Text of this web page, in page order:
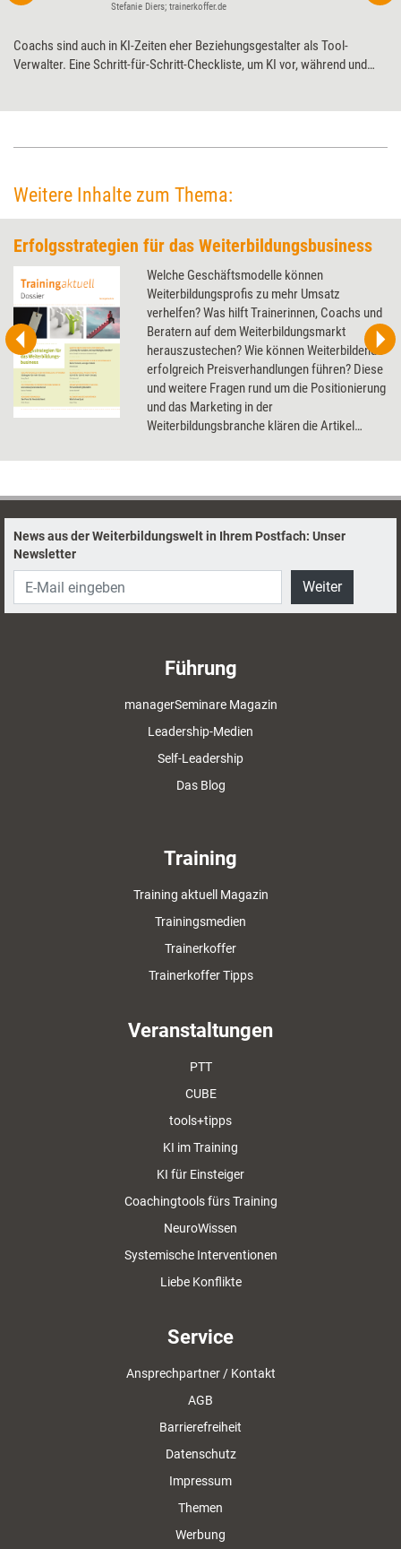
Stefanie Diers; trainerkoffer.de
Coachs sind auch in KI-Zeiten eher Beziehungsgestalter als Tool-
Verwalter. Eine Schritt-für-Schritt-Checkliste, um KI vor, während und
Weitere Inhalte zum Thema:
Erfolgsstrategien für das Weiterbildungsbusiness
Welche Geschäftsmodelle können
Weiterbildungsprofis zu mehr Umsatz
verhelfen? Was hilft Trainerinnen, Coachs und
Beratern auf dem Weiterbildungsmarkt
herauszustechen? Wie können Weiterbildende
erfolgreich Preisverhandlungen führen? Diese
und weitere Fragen rund um die Positionierung
und das Marketing in der
Weiterbildungsbranche klären die Artikel
News aus der Weiterbildungswelt in Ihrem Postfach: Unser
Newsletter
Weiter
Führung
managerSeminare Magazin
Leadership-Medien
Self-Leadership
Das Blog
Training
Training aktuell Magazin
Trainingsmedien
Trainerkoffer
Trainerkoffer Tipps
Veranstaltungen
PTT
CUBE
tools+tipps
KI im Training
KI für Einsteiger
Coachingtools fürs Training
NeuroWissen
Systemische Interventionen
Liebe Konflikte
Service
Ansprechpartner / Kontakt
AGB
Barrierefreiheit
Datenschutz
Impressum
Themen
Werbung